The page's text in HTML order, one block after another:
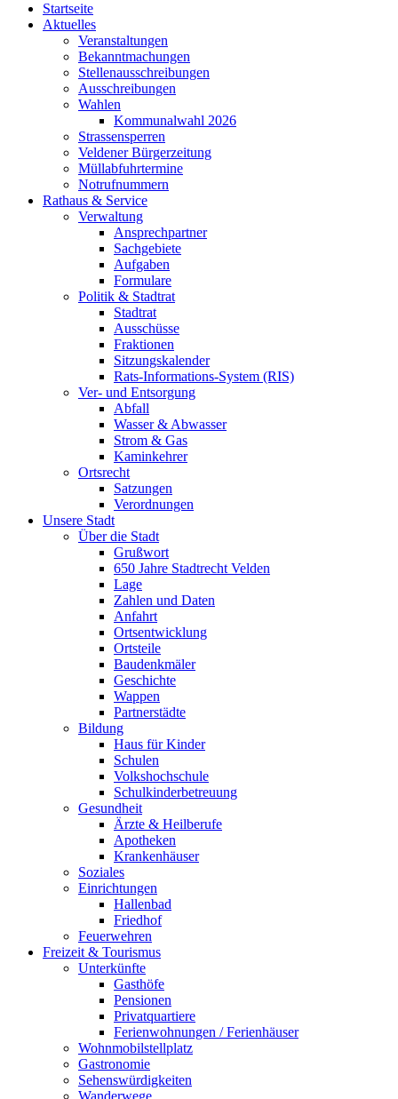
Startseite
Aktuelles
Veranstaltungen
Bekanntmachungen
Stellenausschreibungen
Ausschreibungen
Wahlen
Kommunalwahl 2026
Strassensperren
Veldener Bürgerzeitung
Müllabfuhrtermine
Notrufnummern
Rathaus & Service
Verwaltung
Ansprechpartner
Sachgebiete
Aufgaben
Formulare
Politik & Stadtrat
Stadtrat
Ausschüsse
Fraktionen
Sitzungskalender
Rats-Informations-System (RIS)
Ver- und Entsorgung
Abfall
Wasser & Abwasser
Strom & Gas
Kaminkehrer
Ortsrecht
Satzungen
Verordnungen
Unsere Stadt
Über die Stadt
Grußwort
650 Jahre Stadtrecht Velden
Lage
Zahlen und Daten
Anfahrt
Ortsentwicklung
Ortsteile
Baudenkmäler
Geschichte
Wappen
Partnerstädte
Bildung
Haus für Kinder
Schulen
Volkshochschule
Schulkinderbetreuung
Gesundheit
Ärzte & Heilberufe
Apotheken
Krankenhäuser
Soziales
Einrichtungen
Hallenbad
Friedhof
Feuerwehren
Freizeit & Tourismus
Unterkünfte
Gasthöfe
Pensionen
Privatquartiere
Ferienwohnungen / Ferienhäuser
Wohnmobilstellplatz
Gastronomie
Sehenswürdigkeiten
Wanderwege